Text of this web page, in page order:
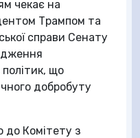
чекає на
Трампом та
справи Сенату
що
добробуту
до Комітету з